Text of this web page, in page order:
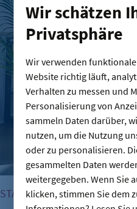
Wir schätzen
Privatsphäre
Wir verwenden
Website richtig läuft,
Verhalten zu messen und
Personalisierung von
sammeln Daten darüber,
nutzen, um die Nutzung
oder zu personalisieren.
gesammelten Daten
weitergegeben. Wenn Sie
klicken, stimmen Sie dem
START-UP-SZENE